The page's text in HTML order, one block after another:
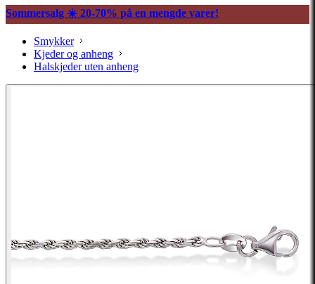
Sommersalg ☀️ 20-70% på en mengde varer!
Smykker
Kjeder og anheng
Halskjeder uten anheng